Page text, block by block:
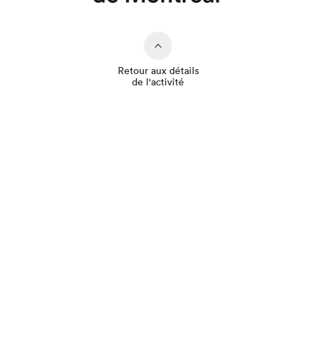
Retour aux détails
de l'activité